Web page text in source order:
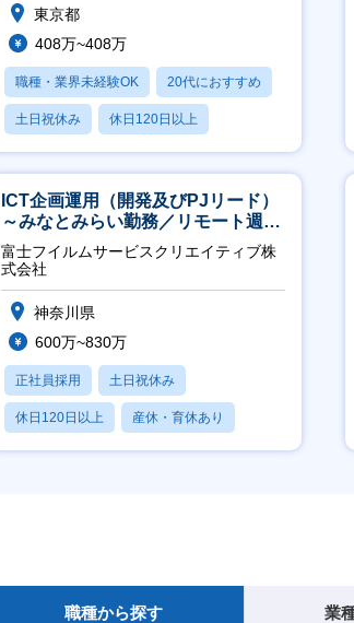
東京都
408万~408万
職種・業界未経験OK 20代におすすめ
土日祝休み 休日120日以上
産休・育休あり
ICT企画運用（開発及びPJリード）
～みなとみらい勤務／リモート週
2OK／業務改善～
富士フイルムサービスクリエイティブ株
式会社
神奈川県
600万~830万
正社員採用 土日祝休み
休日120日以上 産休・育休あり
月残業20時間以内
職種から探す 業